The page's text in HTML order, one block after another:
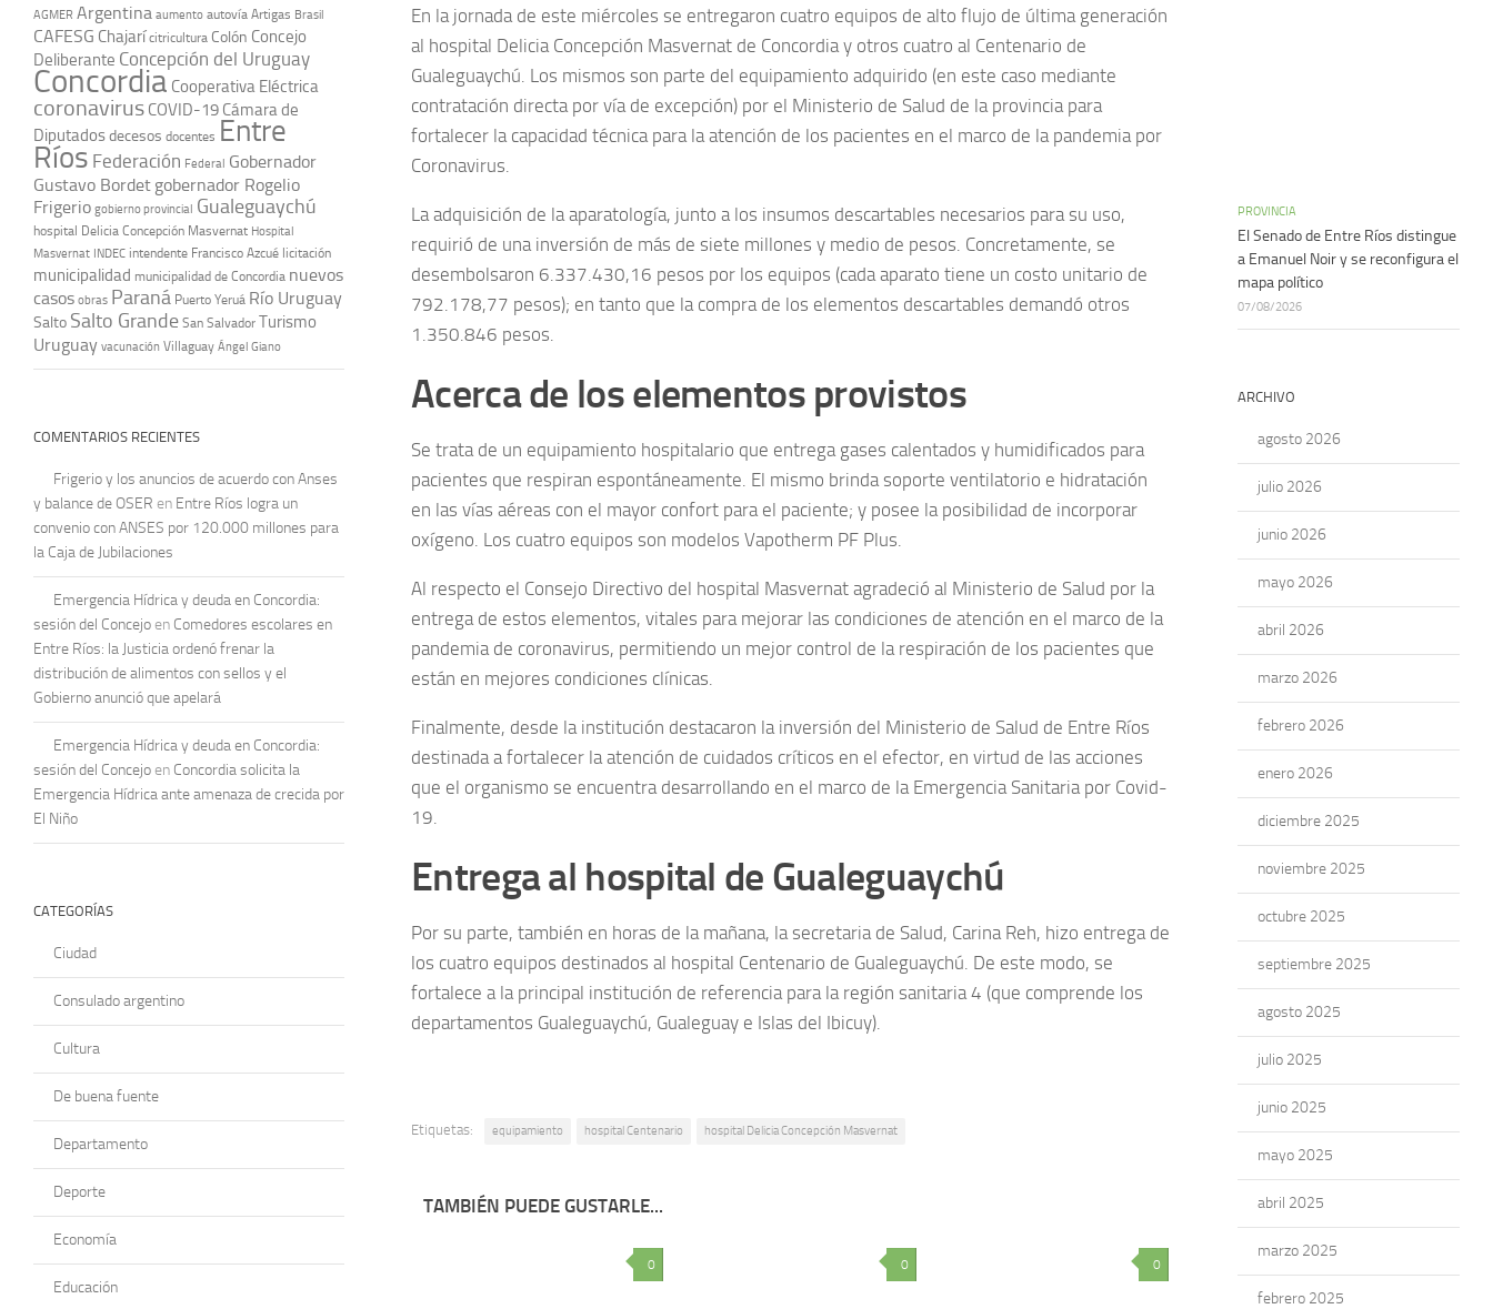
En la jornada de este miércoles se entregaron cuatro equipos de alto flujo de última generación
al hospital Delicia Concepción Masvernat de Concordia y otros cuatro al Centenario de
Gualeguaychú. Los mismos son parte del equipamiento adquirido (en este caso mediante
contratación directa por vía de excepción) por el Ministerio de Salud de la provincia para
fortalecer la capacidad técnica para la atención de los pacientes en el marco de la pandemia por
Coronavirus.
La adquisición de la aparatología, junto a los insumos descartables necesarios para su uso,
requirió de una inversión de más de siete millones y medio de pesos. Concretamente, se
desembolsaron 6.337.430,16 pesos por los equipos (cada aparato tiene un costo unitario de
792.178,77 pesos); en tanto que la compra de los elementos descartables demandó otros
1.350.846 pesos.
Acerca de los elementos provistos
Se trata de un equipamiento hospitalario que entrega gases calentados y humidificados para
pacientes que respiran espontáneamente. El mismo brinda soporte ventilatorio e hidratación
en las vías aéreas con el mayor confort para el paciente; y posee la posibilidad de incorporar
oxígeno. Los cuatro equipos son modelos Vapotherm PF Plus.
Al respecto el Consejo Directivo del hospital Masvernat agradeció al Ministerio de Salud por la
entrega de estos elementos, vitales para mejorar las condiciones de atención en el marco de la
pandemia de coronavirus, permitiendo un mejor control de la respiración de los pacientes que
están en mejores condiciones clínicas.
Finalmente, desde la institución destacaron la inversión del Ministerio de Salud de Entre Ríos
destinada a fortalecer la atención de cuidados críticos en el efector, en virtud de las acciones
que el organismo se encuentra desarrollando en el marco de la Emergencia Sanitaria por Covid-
19.
Entrega al hospital de Gualeguaychú
Por su parte, también en horas de la mañana, la secretaria de Salud, Carina Reh, hizo entrega de
los cuatro equipos destinados al hospital Centenario de Gualeguaychú. De este modo, se
fortalece a la principal institución de referencia para la región sanitaria 4 (que comprende los
departamentos Gualeguaychú, Gualeguay e Islas del Ibicuy).
Etiquetas: equipamiento hospital Centenario hospital Delicia Concepción Masvernat
TAMBIÉN PUEDE GUSTARLE...
0 0 0
AGMER Argentina aumento autovía Artigas Brasil
CAFESG Chajarí citricultura Colón Concejo
Deliberante Concepción del Uruguay
Concordia Cooperativa Eléctrica
coronavirus COVID-19 Cámara de
Diputadosdecesos docentes Entre
Ríos Federación Federal Gobernador
Gustavo Bordet gobernador Rogelio
Frigerio gobierno provincial Gualeguaychú
hospital Delicia Concepción Masvernat Hospital
Masvernat INDEC intendente Francisco Azcué licitación
municipalidad municipalidad de Concordia nuevos
casos obras Paraná Puerto Yeruá Río Uruguay
Salto Salto Grande San Salvador Turismo
Uruguay vacunación Villaguay Ángel Giano
COMENTARIOS RECIENTES
Frigerio y los anuncios de acuerdo con Anses
y balance de OSER en Entre Ríos logra un
convenio con ANSES por 120.000 millones para
la Caja de Jubilaciones
Emergencia Hídrica y deuda en Concordia:
sesión del Concejo en Comedores escolares en
Entre Ríos: la Justicia ordenó frenar la
distribución de alimentos con sellos y el
Gobierno anunció que apelará
Emergencia Hídrica y deuda en Concordia:
sesión del Concejo en Concordia solicita la
Emergencia Hídrica ante amenaza de crecida por
El Niño
CATEGORÍAS
Ciudad
Consulado argentino
Cultura
De buena fuente
Departamento
Deporte
Economía
Educación
PROVINCIA
El Senado de Entre Ríos distingue
a Emanuel Noir y se reconfigura el
mapa político
07/08/2026
ARCHIVO
agosto 2026
julio 2026
junio 2026
mayo 2026
abril 2026
marzo 2026
febrero 2026
enero 2026
diciembre 2025
noviembre 2025
octubre 2025
septiembre 2025
agosto 2025
julio 2025
junio 2025
mayo 2025
abril 2025
marzo 2025
febrero 2025